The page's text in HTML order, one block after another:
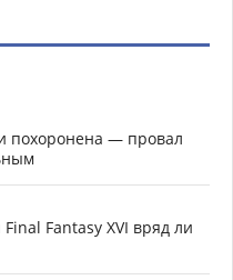
похоронена — провал
Fantasy XVI вряд ли